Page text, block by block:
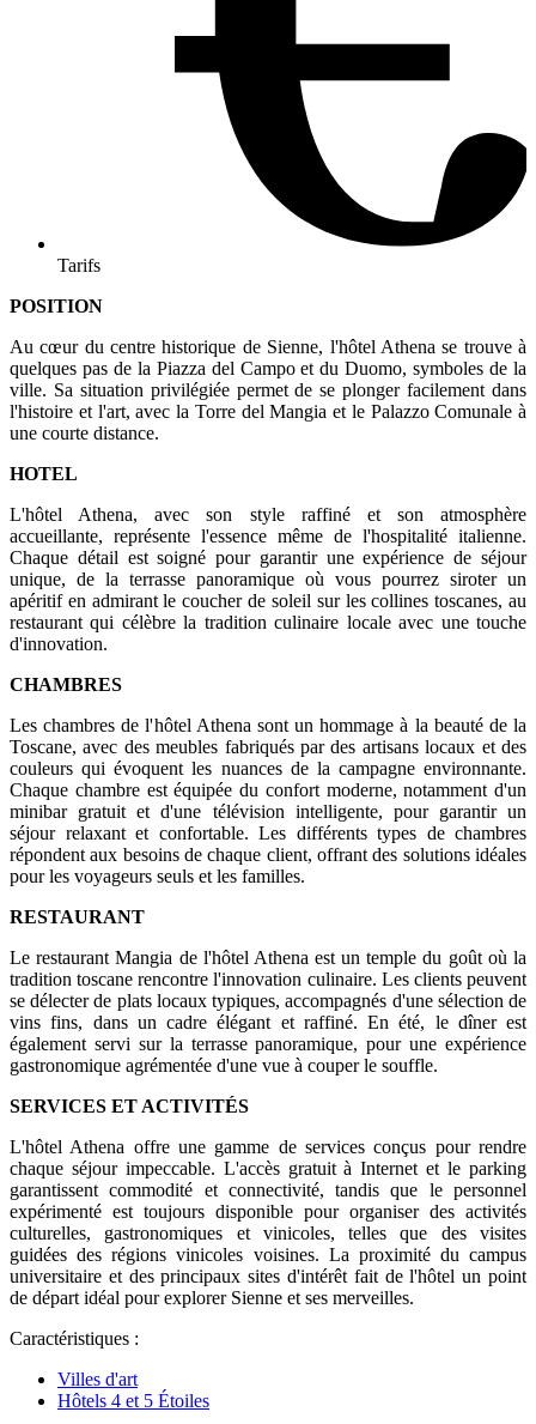
Tarifs
POSITION
Au cœur du centre historique de Sienne, l'hôtel Athena se trouve à
quelques pas de la Piazza del Campo et du Duomo, symboles de la
ville. Sa situation privilégiée permet de se plonger facilement dans
l'histoire et l'art, avec la Torre del Mangia et le Palazzo Comunale à
une courte distance.
HOTEL
L'hôtel Athena, avec son style raffiné et son atmosphère
accueillante, représente l'essence même de l'hospitalité italienne.
Chaque détail est soigné pour garantir une expérience de séjour
unique, de la terrasse panoramique où vous pourrez siroter un
apéritif en admirant le coucher de soleil sur les collines toscanes, au
restaurant qui célèbre la tradition culinaire locale avec une touche
d'innovation.
CHAMBRES
Les chambres de l'hôtel Athena sont un hommage à la beauté de la
Toscane, avec des meubles fabriqués par des artisans locaux et des
couleurs qui évoquent les nuances de la campagne environnante.
Chaque chambre est équipée du confort moderne, notamment d'un
minibar gratuit et d'une télévision intelligente, pour garantir un
séjour relaxant et confortable. Les différents types de chambres
répondent aux besoins de chaque client, offrant des solutions idéales
pour les voyageurs seuls et les familles.
RESTAURANT
Le restaurant Mangia de l'hôtel Athena est un temple du goût où la
tradition toscane rencontre l'innovation culinaire. Les clients peuvent
se délecter de plats locaux typiques, accompagnés d'une sélection de
vins fins, dans un cadre élégant et raffiné. En été, le dîner est
également servi sur la terrasse panoramique, pour une expérience
gastronomique agrémentée d'une vue à couper le souffle.
SERVICES ET ACTIVITÉS
L'hôtel Athena offre une gamme de services conçus pour rendre
chaque séjour impeccable. L'accès gratuit à Internet et le parking
garantissent commodité et connectivité, tandis que le personnel
expérimenté est toujours disponible pour organiser des activités
culturelles, gastronomiques et vinicoles, telles que des visites
guidées des régions vinicoles voisines. La proximité du campus
universitaire et des principaux sites d'intérêt fait de l'hôtel un point
de départ idéal pour explorer Sienne et ses merveilles.
Caractéristiques :
Villes d'art
Hôtels 4 et 5 Étoiles